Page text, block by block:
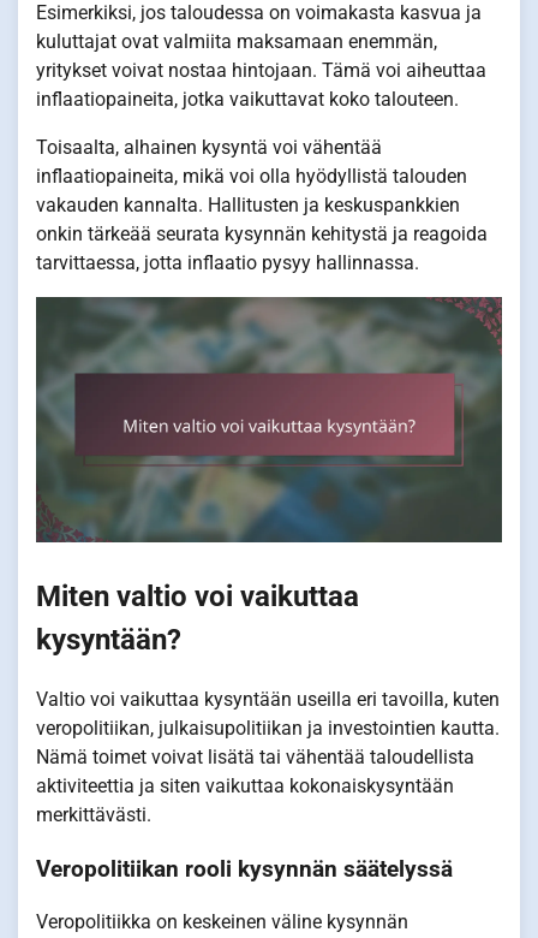
Esimerkiksi, jos taloudessa on voimakasta kasvua ja
kuluttajat ovat valmiita maksamaan enemmän,
yritykset voivat nostaa hintojaan. Tämä voi aiheuttaa
inflaatiopaineita, jotka vaikuttavat koko talouteen.
Toisaalta, alhainen kysyntä voi vähentää
inflaatiopaineita, mikä voi olla hyödyllistä talouden
vakauden kannalta. Hallitusten ja keskuspankkien
onkin tärkeää seurata kysynnän kehitystä ja reagoida
tarvittaessa, jotta inflaatio pysyy hallinnassa.
Miten valtio voi vaikuttaa
kysyntään?
Valtio voi vaikuttaa kysyntään useilla eri tavoilla, kuten
veropolitiikan, julkaisupolitiikan ja investointien kautta.
Nämä toimet voivat lisätä tai vähentää taloudellista
aktiviteettia ja siten vaikuttaa kokonaiskysyntään
merkittävästi.
Veropolitiikan rooli kysynnän säätelyssä
Veropolitiikka on keskeinen väline kysynnän